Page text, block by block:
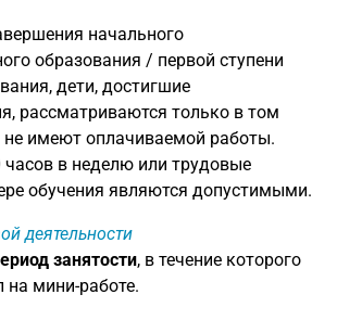
начального
образования / первой ступени
дети, достигшие
рассматриваются только в том
не имеют оплачиваемой работы.
часов в неделю или трудовые
обучения являются допустимыми.
деятельности
занятости, в течение которого
на мини-работе.